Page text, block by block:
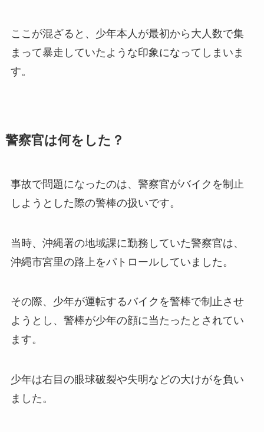
ここが混ざると、少年本人が最初から大人数で集
まって暴走していたような印象になってしまいま
す。
警察官は何をした？
事故で問題になったのは、警察官がバイクを制止
しようとした際の警棒の扱いです。
当時、沖縄署の地域課に勤務していた警察官は、
沖縄市宮里の路上をパトロールしていました。
その際、少年が運転するバイクを警棒で制止させ
ようとし、警棒が少年の顔に当たったとされてい
ます。
少年は右目の眼球破裂や失明などの大けがを負い
ました。